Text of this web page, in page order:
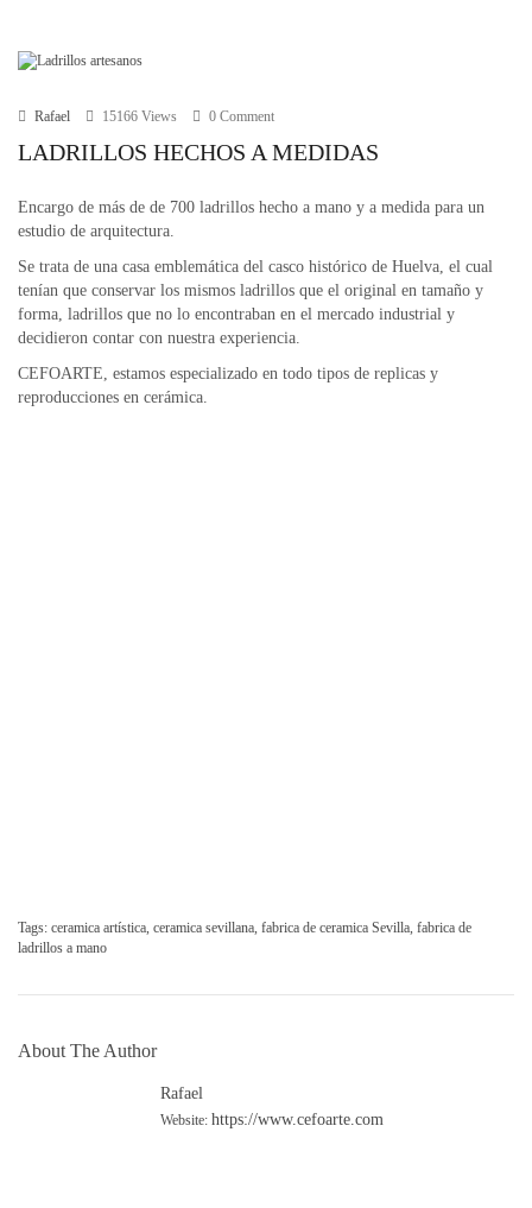
s
Rafael 15166 Views 0 Comment
LADRILLOS HECHOS A MEDIDAS
Encargo de más de de 700 ladrillos hecho a mano y a medida para un
estudio de arquitectura.
Se trata de una casa emblemática del casco histórico de Huelva, el cual
tenían que conservar los mismos ladrillos que el original en tamaño y
forma, ladrillos que no lo encontraban en el mercado industrial y
decidieron contar con nuestra experiencia.
CEFOARTE, estamos especializado en todo tipos de replicas y
reproducciones en cerámica.
Tags: ceramica artística, ceramica sevillana, fabrica de ceramica Sevilla, fabrica de
ladrillos a mano
About The Author
Rafael
Website: https://www.cefoarte.com